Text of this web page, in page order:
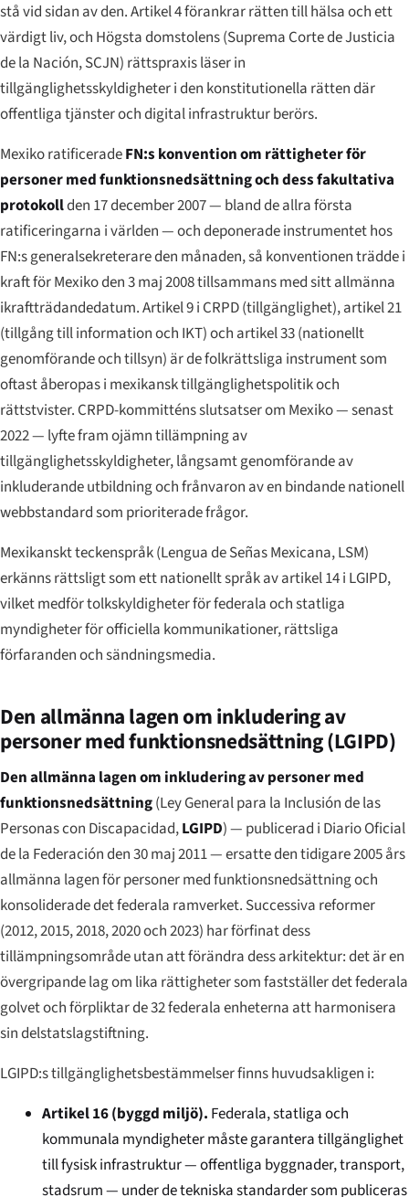
stå vid sidan av den. Artikel 4 förankrar rätten till hälsa och ett
värdigt liv, och Högsta domstolens (Suprema Corte de Justicia
de la Nación, SCJN) rättspraxis läser in
tillgänglighetsskyldigheter i den konstitutionella rätten där
offentliga tjänster och digital infrastruktur berörs.
Mexiko ratificeradeFN:s konvention om rättigheter för
personer med funktionsnedsättning och dess fakultativa
protokollden 17 december 2007 — bland de allra första
ratificeringarna i världen — och deponerade instrumentet hos
FN:s generalsekreterare den månaden, så konventionen trädde i
kraft för Mexiko den 3 maj 2008 tillsammans med sitt allmänna
ikraftträdandedatum. Artikel 9 i CRPD (tillgänglighet), artikel 21
(tillgång till information och IKT) och artikel 33 (nationellt
genomförande och tillsyn) är de folkrättsliga instrument som
oftast åberopas i mexikansk tillgänglighetspolitik och
rättstvister. CRPD-kommitténs slutsatser om Mexiko — senast
2022 — lyfte fram ojämn tillämpning av
tillgänglighetsskyldigheter, långsamt genomförande av
inkluderande utbildning och frånvaron av en bindande nationell
webbstandard som prioriterade frågor.
Mexikanskt teckenspråk (Lengua de Señas Mexicana, LSM)
erkänns rättsligt som ett nationellt språk av artikel 14 i LGIPD,
vilket medför tolkskyldigheter för federala och statliga
myndigheter för officiella kommunikationer, rättsliga
förfaranden och sändningsmedia.
Den allmänna lagen om inkludering av
personer med funktionsnedsättning (LGIPD)
Den allmänna lagen om inkludering av personer med
funktionsnedsättning(Ley General para la Inclusión de las
Personas con Discapacidad,LGIPD) — publicerad i Diario Oficial
de la Federaciónden 30 maj 2011 — ersatte den tidigare 2005 års
allmänna lagen för personer med funktionsnedsättning och
konsoliderade det federala ramverket. Successiva reformer
(2012, 2015, 2018, 2020 och 2023) har förfinat dess
tillämpningsområde utan att förändra dess arkitektur: det är en
övergripande lag om lika rättigheter som fastställer det federala
golvet och förpliktar de 32 federala enheterna att harmonisera
sin delstatslagstiftning.
LGIPD:s tillgänglighetsbestämmelser finns huvudsakligen i:
Artikel 16 (byggd miljö). Federala, statliga och
kommunala myndigheter måste garantera tillgänglighet
till fysisk infrastruktur — offentliga byggnader, transport,
stadsrum — under de tekniska standarder som publiceras